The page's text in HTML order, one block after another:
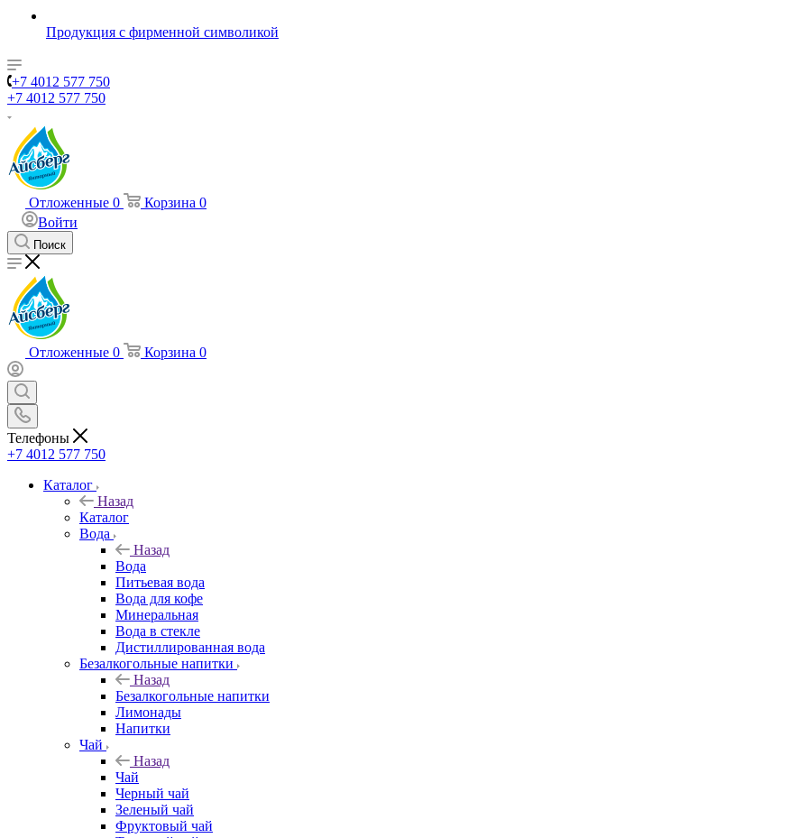
Продукция с фирменной символикой
+7 4012 577 750
+7 4012 577 750
Отложенные 0 Корзина 0
Войти
Поиск
Отложенные 0 Корзина 0
Телефоны
+7 4012 577 750
Каталог
Назад
Каталог
Вода
Назад
Вода
Питьевая вода
Вода для кофе
Минеральная
Вода в стекле
Дистиллированная вода
Безалкогольные напитки
Назад
Безалкогольные напитки
Лимонады
Напитки
Чай
Назад
Чай
Черный чай
Зеленый чай
Фруктовый чай